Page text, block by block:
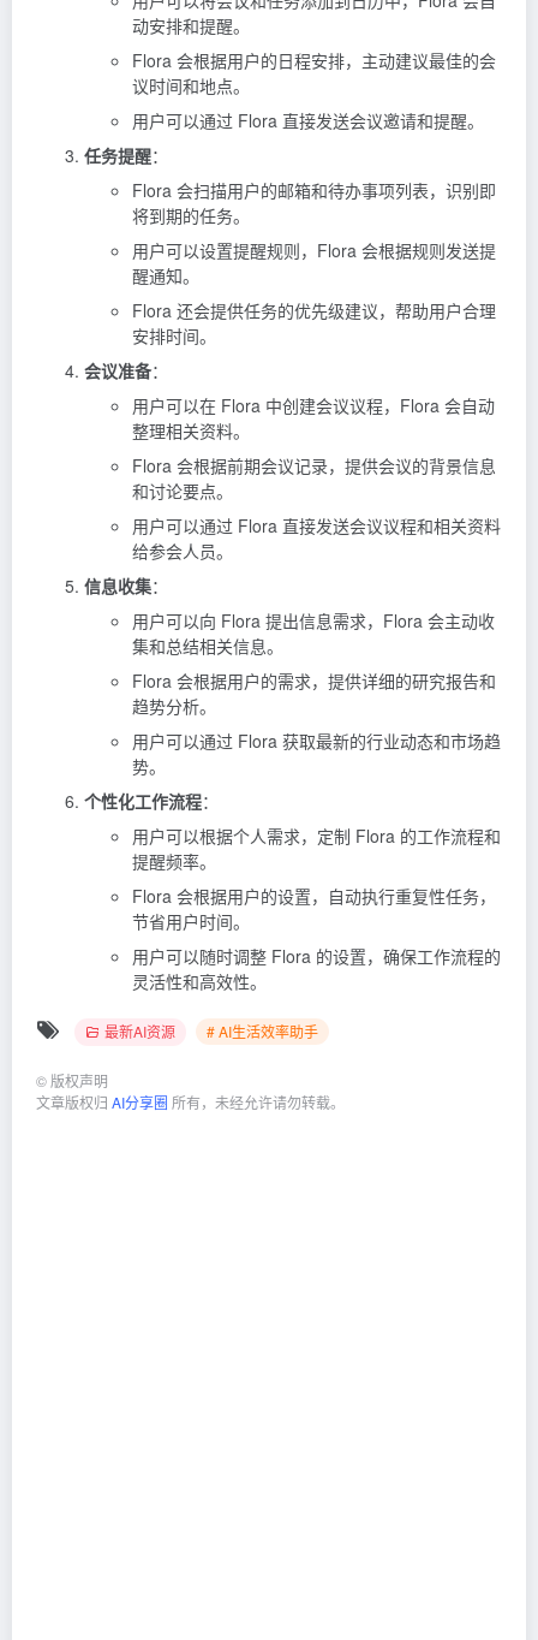
动安排和提醒。
Flora 会根据用户的日程安排，主动建议最佳的会
议时间和地点。
用户可以通过 Flora 直接发送会议邀请和提醒。
任务提醒：
Flora 会扫描用户的邮箱和待办事项列表，识别即
将到期的任务。
用户可以设置提醒规则，Flora 会根据规则发送提
醒通知。
Flora 还会提供任务的优先级建议，帮助用户合理
安排时间。
会议准备：
用户可以在 Flora 中创建会议议程，Flora 会自动
整理相关资料。
Flora 会根据前期会议记录，提供会议的背景信息
和讨论要点。
用户可以通过 Flora 直接发送会议议程和相关资料
给参会人员。
信息收集：
用户可以向 Flora 提出信息需求，Flora 会主动收
集和总结相关信息。
Flora 会根据用户的需求，提供详细的研究报告和
趋势分析。
用户可以通过 Flora 获取最新的行业动态和市场趋
势。
个性化工作流程：
用户可以根据个人需求，定制 Flora 的工作流程和
提醒频率。
Flora 会根据用户的设置，自动执行重复性任务，
节省用户时间。
用户可以随时调整 Flora 的设置，确保工作流程的
灵活性和高效性。
最新AI资源 # AI生活效率助手
© 版权声明
文章版权归 AI分享圈 所有，未经允许请勿转载。